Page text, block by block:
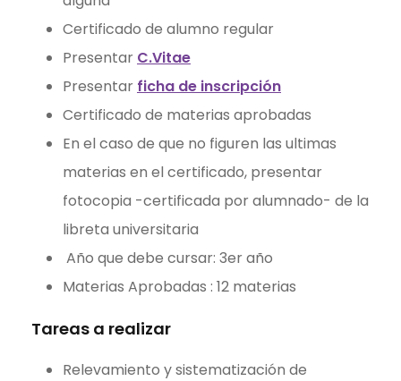
Certificado de alumno regular
Presentar C.Vitae
Presentar ficha de inscripción
Certificado de materias aprobadas
En el caso de que no figuren las ultimas
materias en el certificado, presentar
fotocopia -certificada por alumnado- de la
libreta universitaria
Año que debe cursar: 3er año
Materias Aprobadas : 12 materias
Tareas a realizar
Relevamiento y sistematización de